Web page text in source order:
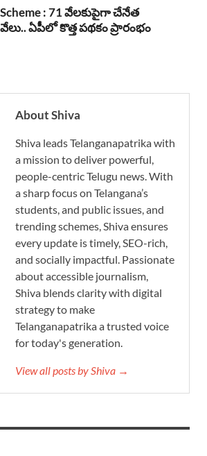
: 71 వేలకుపైగా చేనేత
ఏపీలో కొత్త పథకం ప్రారంభం
About Shiva
Shiva leads Telanganapatrika with
a mission to deliver powerful,
people-centric Telugu news. With
a sharp focus on Telangana’s
students, and public issues, and
trending schemes, Shiva ensures
every update is timely, SEO-rich,
and socially impactful. Passionate
about accessible journalism,
Shiva blends clarity with digital
strategy to make
Telanganapatrika a trusted voice
for today's generation.
View all posts by Shiva →